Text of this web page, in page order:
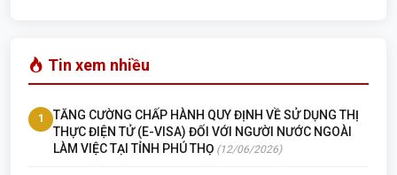
Tin xem nhiều
1
TĂNG CƯỜNG CHẤP HÀNH QUY ĐỊNH VỀ SỬ DỤNG THỊ
THỰC ĐIỆN TỬ (E-VISA) ĐỐI VỚI NGƯỜI NƯỚC NGOÀI
LÀM VIỆC TẠI TỈNH PHÚ THỌ (12/06/2026)